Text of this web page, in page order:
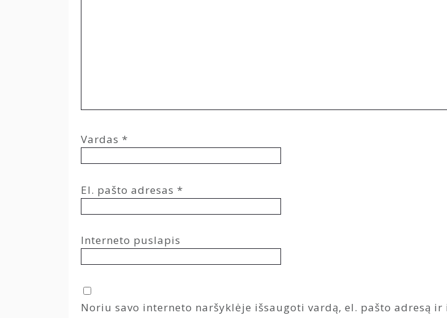
Vardas *
El. pašto adresas *
Interneto puslapis
Noriu savo interneto naršyklėje išsaugoti vardą, el. pašto adresą